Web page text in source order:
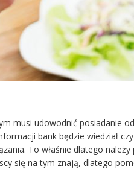
musi udowodnić posiadanie
bank będzie wiedział
To właśnie dlatego
się na tym znają, dlatego